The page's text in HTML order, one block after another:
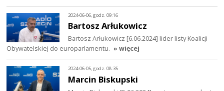
2024-06-06, godz. 09:16
Bartosz Arłukowicz
Bartosz Arłukowicz [6.06.2024] lider listy Koalicji
Obywatelskiej do europarlamentu. » więcej
2024-06-05, godz. 08:35
Marcin Biskupski